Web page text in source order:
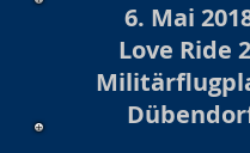
6. Mai
Love Ride